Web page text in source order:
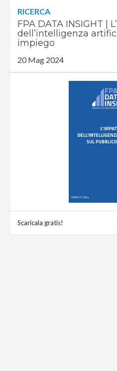
RICERCA
FPA DATA INSIGHT |
dell’intelligenza
impiego
20 Mag 2024
Scaricala gratis!